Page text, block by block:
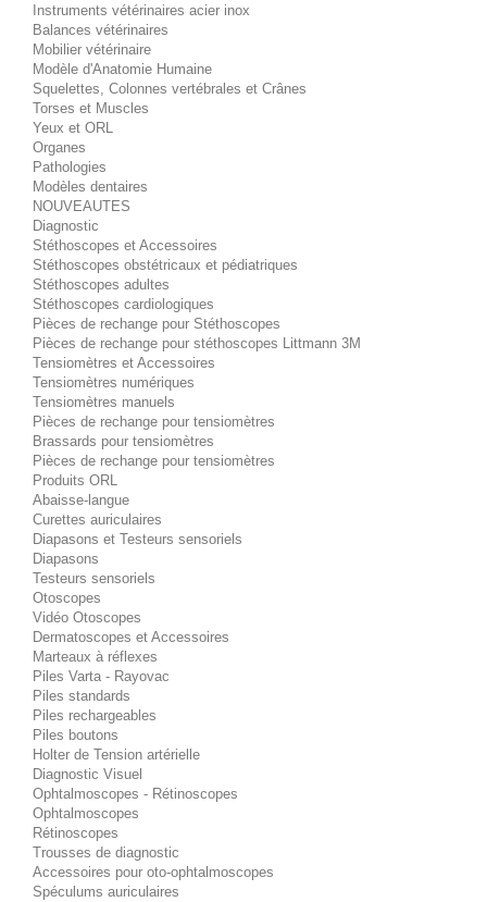
Instruments vétérinaires acier inox
Balances vétérinaires
Mobilier vétérinaire
Modèle d'Anatomie Humaine
Squelettes, Colonnes vertébrales et Crânes
Torses et Muscles
Yeux et ORL
Organes
Pathologies
Modèles dentaires
NOUVEAUTES
Diagnostic
Stéthoscopes et Accessoires
Stéthoscopes obstétricaux et pédiatriques
Stéthoscopes adultes
Stéthoscopes cardiologiques
Pièces de rechange pour Stéthoscopes
Pièces de rechange pour stéthoscopes Littmann 3M
Tensiomètres et Accessoires
Tensiomètres numériques
Tensiomètres manuels
Pièces de rechange pour tensiomètres
Brassards pour tensiomètres
Pièces de rechange pour tensiomètres
Produits ORL
Abaisse-langue
Curettes auriculaires
Diapasons et Testeurs sensoriels
Diapasons
Testeurs sensoriels
Otoscopes
Vidéo Otoscopes
Dermatoscopes et Accessoires
Marteaux à réflexes
Piles Varta - Rayovac
Piles standards
Piles rechargeables
Piles boutons
Holter de Tension artérielle
Diagnostic Visuel
Ophtalmoscopes - Rétinoscopes
Ophtalmoscopes
Rétinoscopes
Trousses de diagnostic
Accessoires pour oto-ophtalmoscopes
Spéculums auriculaires